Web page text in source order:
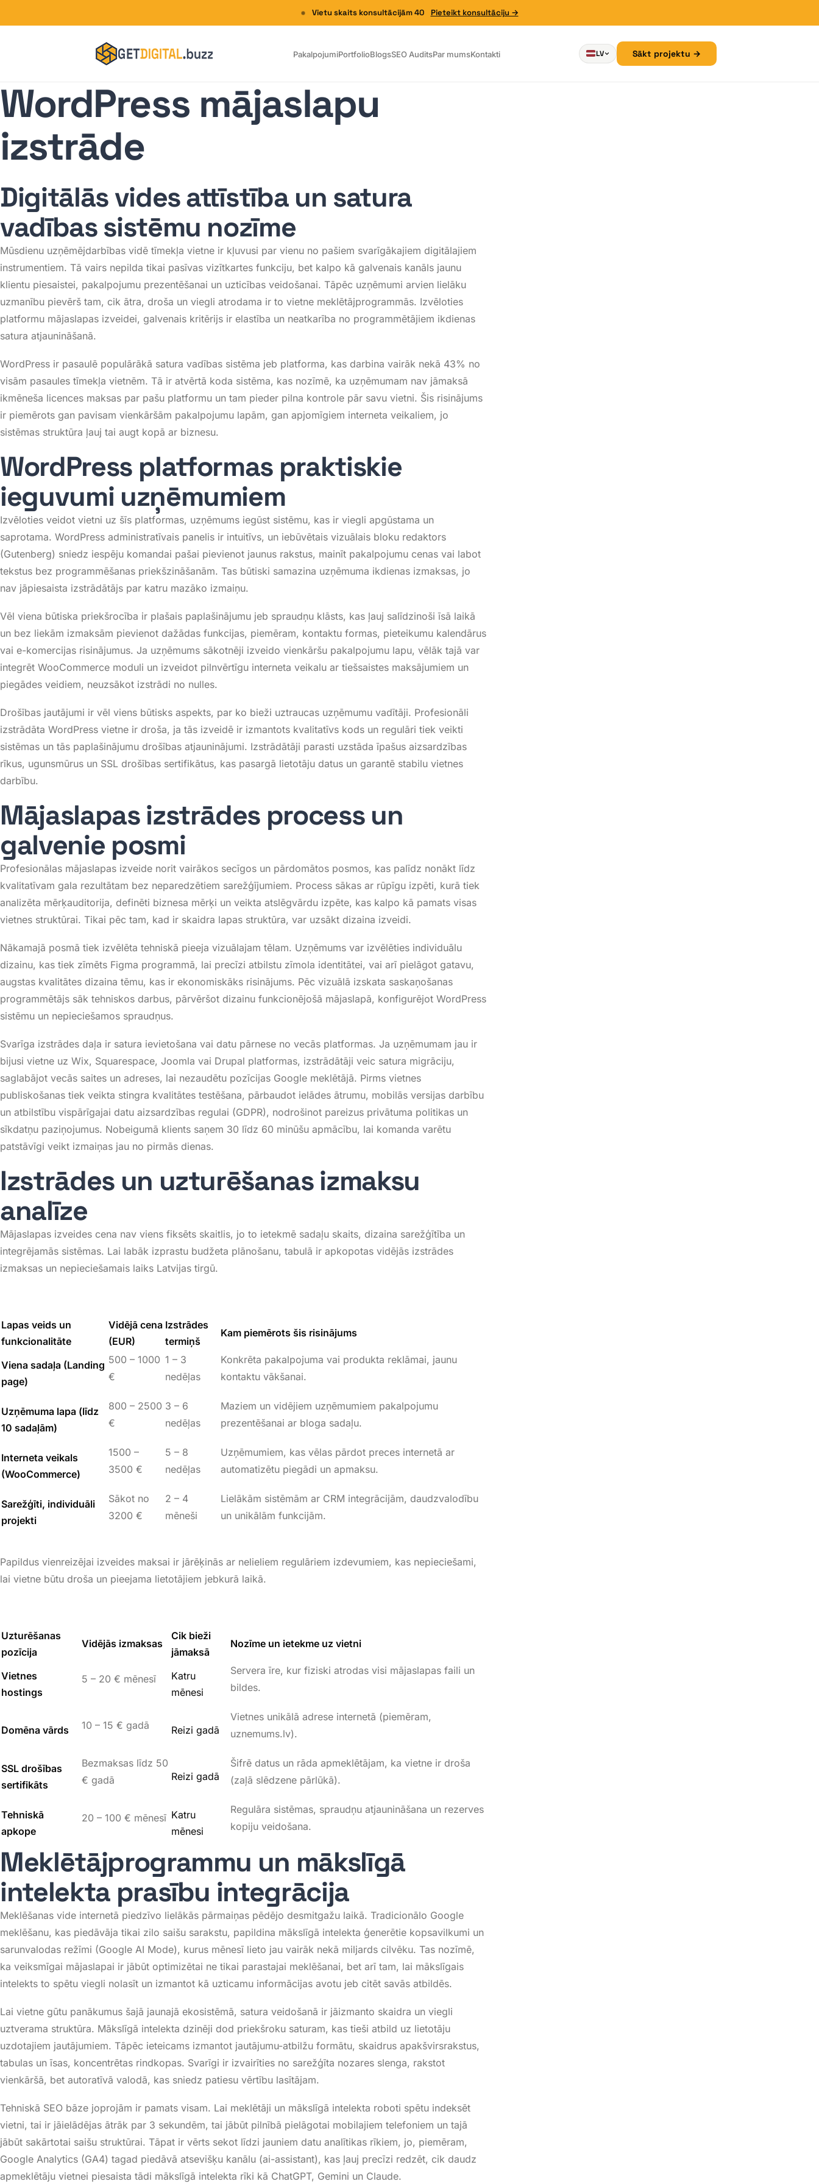
Vietu skaits konsultācijām 40 Pieteikt konsultāciju →
PakalpojumiPortfolioBlogsSEO AuditsPar mumsKontakti LV Sākt projektu →
WordPress mājaslapu
izstrāde
Digitālās vides attīstība un satura
vadības sistēmu nozīme
Mūsdienu uzņēmējdarbības vidē tīmekļa vietne ir kļuvusi par vienu no pašiem svarīgākajiem digitālajiem
instrumentiem. Tā vairs nepilda tikai pasīvas vizītkartes funkciju, bet kalpo kā galvenais kanāls jaunu
klientu piesaistei, pakalpojumu prezentēšanai un uzticības veidošanai. Tāpēc uzņēmumi arvien lielāku
uzmanību pievērš tam, cik ātra, droša un viegli atrodama ir to vietne meklētājprogrammās. Izvēloties
platformu mājaslapas izveidei, galvenais kritērijs ir elastība un neatkarība no programmētājiem ikdienas
satura atjaunināšanā.
WordPress ir pasaulē populārākā satura vadības sistēma jeb platforma, kas darbina vairāk nekā 43% no
visām pasaules tīmekļa vietnēm. Tā ir atvērtā koda sistēma, kas nozīmē, ka uzņēmumam nav jāmaksā
ikmēneša licences maksas par pašu platformu un tam pieder pilna kontrole pār savu vietni. Šis risinājums
ir piemērots gan pavisam vienkāršām pakalpojumu lapām, gan apjomīgiem interneta veikaliem, jo
sistēmas struktūra ļauj tai augt kopā ar biznesu.
WordPress platformas praktiskie
ieguvumi uzņēmumiem
Izvēloties veidot vietni uz šīs platformas, uzņēmums iegūst sistēmu, kas ir viegli apgūstama un
saprotama. WordPress administratīvais panelis ir intuitīvs, un iebūvētais vizuālais bloku redaktors
(Gutenberg) sniedz iespēju komandai pašai pievienot jaunus rakstus, mainīt pakalpojumu cenas vai labot
tekstus bez programmēšanas priekšzināšanām. Tas būtiski samazina uzņēmuma ikdienas izmaksas, jo
nav jāpiesaista izstrādātājs par katru mazāko izmaiņu.
Vēl viena būtiska priekšrocība ir plašais paplašinājumu jeb spraudņu klāsts, kas ļauj salīdzinoši īsā laikā
un bez liekām izmaksām pievienot dažādas funkcijas, piemēram, kontaktu formas, pieteikumu kalendārus
vai e-komercijas risinājumus. Ja uzņēmums sākotnēji izveido vienkāršu pakalpojumu lapu, vēlāk tajā var
integrēt WooCommerce moduli un izveidot pilnvērtīgu interneta veikalu ar tiešsaistes maksājumiem un
piegādes veidiem, neuzsākot izstrādi no nulles.
Drošības jautājumi ir vēl viens būtisks aspekts, par ko bieži uztraucas uzņēmumu vadītāji. Profesionāli
izstrādāta WordPress vietne ir droša, ja tās izveidē ir izmantots kvalitatīvs kods un regulāri tiek veikti
sistēmas un tās paplašinājumu drošības atjauninājumi. Izstrādātāji parasti uzstāda īpašus aizsardzības
rīkus, ugunsmūrus un SSL drošības sertifikātus, kas pasargā lietotāju datus un garantē stabilu vietnes
darbību.
Mājaslapas izstrādes process un
galvenie posmi
Profesionālas mājaslapas izveide norit vairākos secīgos un pārdomātos posmos, kas palīdz nonākt līdz
kvalitatīvam gala rezultātam bez neparedzētiem sarežģījumiem. Process sākas ar rūpīgu izpēti, kurā tiek
analizēta mērķauditorija, definēti biznesa mērķi un veikta atslēgvārdu izpēte, kas kalpo kā pamats visas
vietnes struktūrai. Tikai pēc tam, kad ir skaidra lapas struktūra, var uzsākt dizaina izveidi.
Nākamajā posmā tiek izvēlēta tehniskā pieeja vizuālajam tēlam. Uzņēmums var izvēlēties individuālu
dizainu, kas tiek zīmēts Figma programmā, lai precīzi atbilstu zīmola identitātei, vai arī pielāgot gatavu,
augstas kvalitātes dizaina tēmu, kas ir ekonomiskāks risinājums. Pēc vizuālā izskata saskaņošanas
programmētājs sāk tehniskos darbus, pārvēršot dizainu funkcionējošā mājaslapā, konfigurējot WordPress
sistēmu un nepieciešamos spraudņus.
Svarīga izstrādes daļa ir satura ievietošana vai datu pārnese no vecās platformas. Ja uzņēmumam jau ir
bijusi vietne uz Wix, Squarespace, Joomla vai Drupal platformas, izstrādātāji veic satura migrāciju,
saglabājot vecās saites un adreses, lai nezaudētu pozīcijas Google meklētājā. Pirms vietnes
publiskošanas tiek veikta stingra kvalitātes testēšana, pārbaudot ielādes ātrumu, mobilās versijas darbību
un atbilstību vispārīgajai datu aizsardzības regulai (GDPR), nodrošinot pareizus privātuma politikas un
sīkdatņu paziņojumus. Nobeigumā klients saņem 30 līdz 60 minūšu apmācību, lai komanda varētu
patstāvīgi veikt izmaiņas jau no pirmās dienas.
Izstrādes un uzturēšanas izmaksu
analīze
Mājaslapas izveides cena nav viens fiksēts skaitlis, jo to ietekmē sadaļu skaits, dizaina sarežģītība un
integrējamās sistēmas. Lai labāk izprastu budžeta plānošanu, tabulā ir apkopotas vidējās izstrādes
izmaksas un nepieciešamais laiks Latvijas tirgū.
Lapas veids un
funkcionalitāte
Vidējā cena
(EUR)
Izstrādes
termiņš
Kam piemērots šis risinājums
Viena sadaļa (Landing
page)
500 – 1000
€
1 – 3
nedēļas
Konkrēta pakalpojuma vai produkta reklāmai, jaunu
kontaktu vākšanai.
Uzņēmuma lapa (līdz
10 sadaļām)
800 – 2500
€
3 – 6
nedēļas
Maziem un vidējiem uzņēmumiem pakalpojumu
prezentēšanai ar bloga sadaļu.
Interneta veikals
(WooCommerce)
1500 –
3500 €
5 – 8
nedēļas
Uzņēmumiem, kas vēlas pārdot preces internetā ar
automatizētu piegādi un apmaksu.
Sarežģīti, individuāli
projekti
Sākot no
3200 €
2 – 4
mēneši
Lielākām sistēmām ar CRM integrācijām, daudzvalodību
un unikālām funkcijām.
Papildus vienreizējai izveides maksai ir jārēķinās ar nelieliem regulāriem izdevumiem, kas nepieciešami,
lai vietne būtu droša un pieejama lietotājiem jebkurā laikā.
Uzturēšanas
pozīcija
Vidējās izmaksas
Cik bieži
jāmaksā
Nozīme un ietekme uz vietni
Vietnes
hostings
5 – 20 € mēnesī
Katru
mēnesi
Servera īre, kur fiziski atrodas visi mājaslapas faili un
bildes.
Domēna vārds 10 – 15 € gadā Reizi gadā
Vietnes unikālā adrese internetā (piemēram,
uznemums.lv).
SSL drošības
sertifikāts
Bezmaksas līdz 50
€ gadā
Reizi gadā
Šifrē datus un rāda apmeklētājam, ka vietne ir droša
(zaļā slēdzene pārlūkā).
Tehniskā
apkope
20 – 100 € mēnesī Katru
mēnesi
Regulāra sistēmas, spraudņu atjaunināšana un rezerves
kopiju veidošana.
Meklētājprogrammu un mākslīgā
intelekta prasību integrācija
Meklēšanas vide internetā piedzīvo lielākās pārmaiņas pēdējo desmitgažu laikā. Tradicionālo Google
meklēšanu, kas piedāvāja tikai zilo saišu sarakstu, papildina mākslīgā intelekta ģenerētie kopsavilkumi un
sarunvalodas režīmi (Google AI Mode), kurus mēnesī lieto jau vairāk nekā miljards cilvēku. Tas nozīmē,
ka veiksmīgai mājaslapai ir jābūt optimizētai ne tikai parastajai meklēšanai, bet arī tam, lai mākslīgais
intelekts to spētu viegli nolasīt un izmantot kā uzticamu informācijas avotu jeb citēt savās atbildēs.
Lai vietne gūtu panākumus šajā jaunajā ekosistēmā, satura veidošanā ir jāizmanto skaidra un viegli
uztverama struktūra. Mākslīgā intelekta dzinēji dod priekšroku saturam, kas tieši atbild uz lietotāju
uzdotajiem jautājumiem. Tāpēc ieteicams izmantot jautājumu-atbilžu formātu, skaidrus apakšvirsrakstus,
tabulas un īsas, koncentrētas rindkopas. Svarīgi ir izvairīties no sarežģīta nozares slenga, rakstot
vienkāršā, bet autoratīvā valodā, kas sniedz patiesu vērtību lasītājam.
Tehniskā SEO bāze joprojām ir pamats visam. Lai meklētāji un mākslīgā intelekta roboti spētu indeksēt
vietni, tai ir jāielādējas ātrāk par 3 sekundēm, tai jābūt pilnībā pielāgotai mobilajiem telefoniem un tajā
jābūt sakārtotai saišu struktūrai. Tāpat ir vērts sekot līdzi jauniem datu analītikas rīkiem, jo, piemēram,
Google Analytics (GA4) tagad piedāvā atsevišķu kanālu (ai-assistant), kas ļauj precīzi redzēt, cik daudz
apmeklētāju vietnei piesaista tādi mākslīgā intelekta rīki kā ChatGPT, Gemini un Claude.